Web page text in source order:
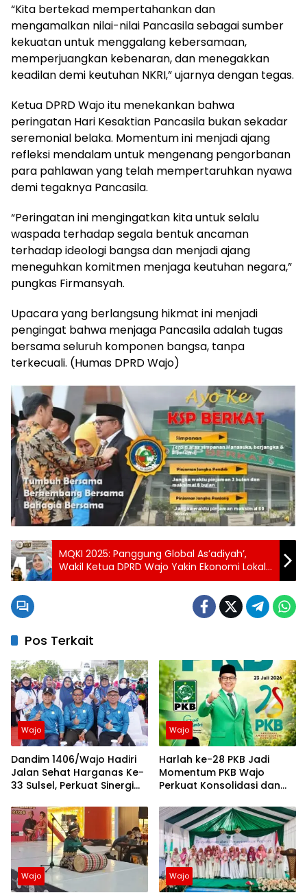
“Kita bertekad mempertahankan dan
mengamalkan nilai-nilai Pancasila sebagai sumber
kekuatan untuk menggalang kebersamaan,
memperjuangkan kebenaran, dan menegakkan
keadilan demi keutuhan NKRI,” ujarnya dengan tegas.
Ketua DPRD Wajo itu menekankan bahwa
peringatan Hari Kesaktian Pancasila bukan sekadar
seremonial belaka. Momentum ini menjadi ajang
refleksi mendalam untuk mengenang pengorbanan
para pahlawan yang telah mempertaruhkan nyawa
demi tegaknya Pancasila.
“Peringatan ini mengingatkan kita untuk selalu
waspada terhadap segala bentuk ancaman
terhadap ideologi bangsa dan menjadi ajang
meneguhkan komitmen menjaga keutuhan negara,”
pungkas Firmansyah.
Upacara yang berlangsung hikmat ini menjadi
pengingat bahwa menjaga Pancasila adalah tugas
bersama seluruh komponen bangsa, tanpa
terkecuali. (Humas DPRD Wajo)
MQKI 2025: Panggung Global As’adiyah’,
Wakil Ketua DPRD Wajo Yakin Ekonomi Lokal
Melejit
Pos Terkait
Wajo
Dandim 1406/Wajo Hadiri
Jalan Sehat Harganas Ke-
33 Sulsel, Perkuat Sinergi
Berkualitas
Wajo
Harlah ke-28 PKB Jadi
Momentum PKB Wajo
Perkuat Konsolidasi dan
Kerakyatan
Wajo Wajo